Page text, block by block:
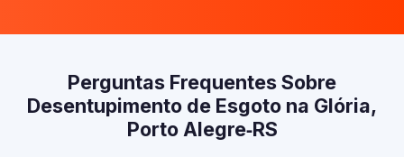
Perguntas Frequentes Sobre
Desentupimento de Esgoto na Glória,
Porto Alegre‑RS